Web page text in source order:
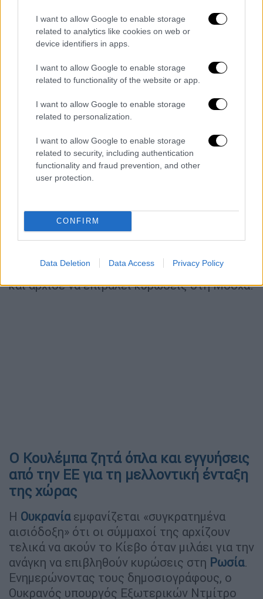
I want to allow Google to enable storage
related to analytics like cookies on web or
device identifiers in apps.
I want to allow Google to enable storage
related to functionality of the website or app.
I want to allow Google to enable storage
related to personalization.
I want to allow Google to enable storage
related to security, including authentication
functionality and fraud prevention, and other
user protection.
CONFIRM
Data Deletion Data Access Privacy Policy
δήλωσε την Τρίτη ο πρόεδρος της
Γερουσίας, προσθέτοντας ότι το νομοθετικό
σώμα θα ανακοινώσει σύντομα την απόφασή
Βλαντίμιρ Πούτιν τη Δευτέρα αναγνώρισε
τις αυτοανακηρυχθείσες Λαϊκές
Δημοκρατίες του Ντονέτσκ και του
Λουγκάνσκ και υπέγραψε συνθήκες φιλίας με
τους ηγέτες τους, μια ενέργεια που ανοίγει
τον δρόμο για την αποστολή ρωσικού
βάσεων στην περιοχή αυτήν.
Η Δύση καταδίκασε αυτήν την «παράνομη»
για μια εισβολή της Ρωσίας στην Ουκρανία,
και άρχισε να επιβάλει κυρώσεις στη Μόσχα.
Ο Κουλέμπα ζητά όπλα και εγγυήσεις
από την ΕΕ για τη μελλοντική ένταξη
της χώρας
Η Ουκρανία εμφανίζεται «συγκρατημένα
αισιόδοξη» ότι οι σύμμαχοί της αρχίζουν
τελικά να ακούν το Κίεβο όταν μιλάει για την
ανάγκη να επιβληθούν κυρώσεις στη Ρωσία.
Ενημερώνοντας τους δημοσιογράφους, ο
Ουκρανός υπουργός Εξωτερικών Ντμίτρο